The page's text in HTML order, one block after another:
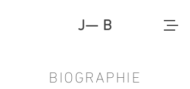
J— B
BIOGRAPHIE